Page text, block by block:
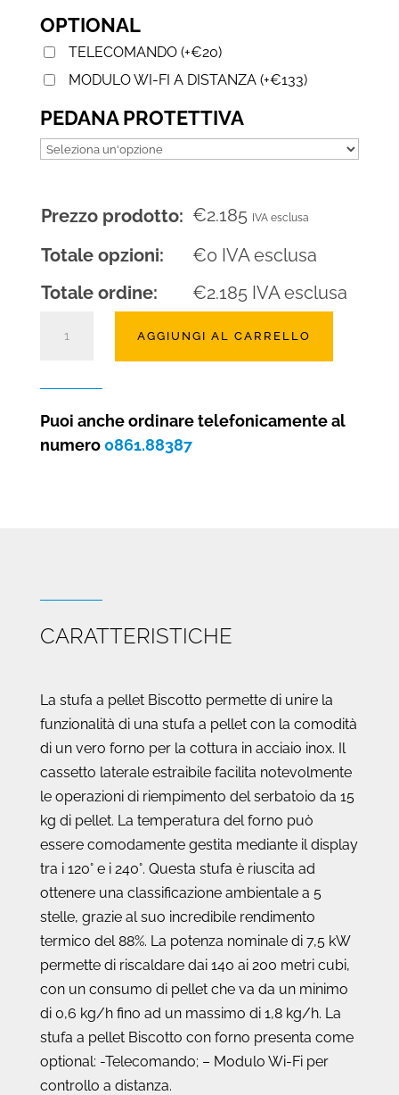
OPTIONAL
TELECOMANDO (+€20)
MODULO WI-FI A DISTANZA (+€133)
PEDANA PROTETTIVA
Prezzo prodotto: €2.185 IVA esclusa
Totale opzioni: €0 IVA esclusa
Totale ordine:
€2.185IVA esclusa
con
forno
AGGIUNGI AL CARRELLO
Puoi anche ordinare telefonicamente al
numero 0861.88387
CARATTERISTICHE
La stufa a pellet Biscotto permette di unire la
funzionalità di una stufa a pellet con la comodità
di un vero forno per la cottura in acciaio inox. Il
cassetto laterale estraibile facilita notevolmente
le operazioni di riempimento del serbatoio da 15
kg di pellet. La temperatura del forno può
essere comodamente gestita mediante il display
tra i 120° e i 240°. Questa stufa è riuscita ad
ottenere una classificazione ambientale a 5
stelle, grazie al suo incredibile rendimento
termico del 88%. La potenza nominale di 7,5 kW
permette di riscaldare dai 140 ai 200 metri cubi,
con un consumo di pellet che va da un minimo
di 0,6 kg/h fino ad un massimo di 1,8 kg/h. La
stufa a pellet Biscotto con forno presenta come
optional: -Telecomando; – Modulo Wi-Fi per
controllo a distanza.